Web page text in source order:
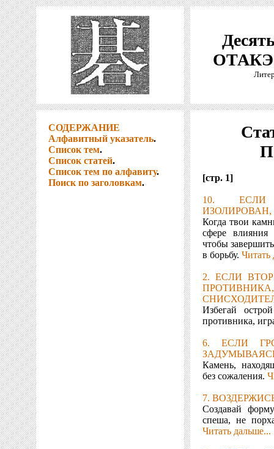
ОТАКЭ
СОДЕРЖАНИЕ
Алфавитный указатель.
Список тем.
Список статей.
Список тем по алфавиту.
Поиск по заголовкам. [стр. 1]
10.
Когда твои
сфере
чтобы
в борьбу. Читать
2. ЕСЛИ
Избегай
противника,
6. ЕСЛИ
Камень,
без сожаления.
7.
Создавай
спеша, не
Читать дальше...